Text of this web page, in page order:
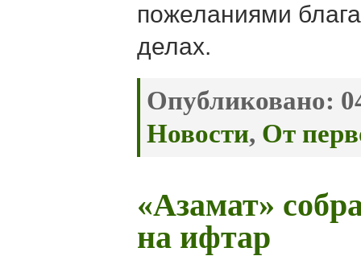
пожеланиями
делах.
Опубликовано:
Новости, От
«Азамат»
на ифтар